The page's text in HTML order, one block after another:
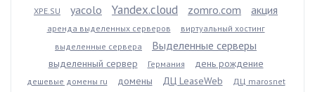
XPE.SU
yacolo Yandex.cloud zomro.com акция
аренда выделенных серверов
виртуальный хостинг
выделенные сервера
Выделенные серверы
выделенный сервер Германия день рождение
дешевые домены ru домены ДЦ LeaseWeb
ДЦ marosnet